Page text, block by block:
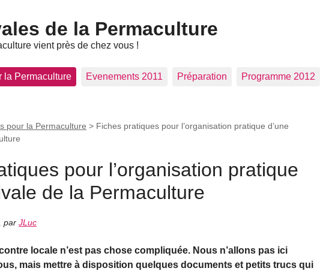
de la Permaculture
vient près de chez vous !
la Permaculture Evenements 2011 Préparation Programme 2012
pour la Permaculture > Fiches pratiques pour l’organisation pratique d’une
pour l’organisation pratique
de la Permaculture
par JLuc
locale n’est pas chose compliquée. Nous n’allons pas ici
mais mettre à disposition quelques documents et petits trucs qui